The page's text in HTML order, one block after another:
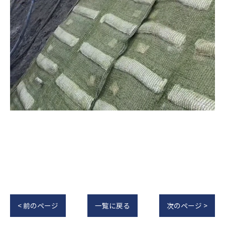
< 前のページ 一覧に戻る 次のページ >